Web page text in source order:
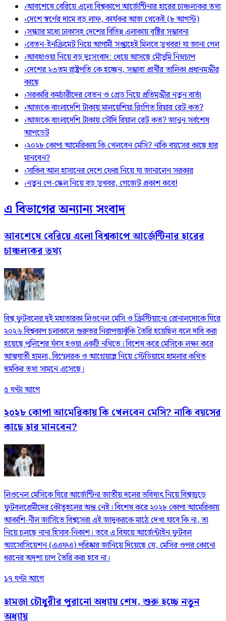
›আবশেষে বেরিয়ে এলো বিশ্বকাপে আর্জেন্টিনার হারের চাঞ্চল্যকর তথ্য
›দেশে স্বর্ণের দামে বড় লাফ, কার্যকর আজ থেকেই (৮ আগস্ট)
›সন্ধ্যার মধ্যে ঢাকাসহ দেশের বিভিন্ন এলাকায় বৃষ্টির সম্ভাবনা
›বেতন-ইনক্রিমেট নিয়ে আগামী সপ্তাহেই মিলবে সুখবর! যা জানা গেল
›আবহাওয়া নিয়ে বড় দুঃসংবাদ: ধেয়ে আসছে মৌসুমি নিম্নচাপ
›দেশের ২৩তম রাষ্ট্রপতি কে হচ্ছেন, সম্ভাব্য প্রার্থীর তালিকা প্রধানমন্ত্রীর
কাছে
›সরকারি কর্মচারীদের বেতন ও গ্রেড নিয়ে প্রতিমন্ত্রীর নতুন বার্তা
›আজকে বাংলাদেশি টাকায় মালয়েশিয়া রিংগিত রিয়ার রেট কত?
›আজকে বাংলাদেশি টাকায় সৌদি রিয়াল রেট কত? জানুন সর্বশেষ
আপডেট
›২০২৮ কোপা আমেরিকায় কি খেলবেন মেসি? নাকি বয়সের কাছে হার
মানবেন?
›সাকিব আল হাসানের দেশে ফেরা নিয়ে যা জানালেন সরকার
›নতুন পে-স্কেল নিয়ে বড় সুখবর, গেজেট প্রকাশ কবে!
এ বিভাগের অন্যান্য সংবাদ
আবশেষে বেরিয়ে এলো বিশ্বকাপে আর্জেন্টিনার হারের
চাঞ্চল্যকর তথ্য
বিশ্ব ফুটবলের দুই মহাতারকা লিওনেল মেসি ও ক্রিস্টিয়ানো রোনালদোকে ঘিরে
২০২৬ বিশ্বকাপ চলাকালে গুরুতর নিরাপত্তাঝুঁকি তৈরি হয়েছিল বলে দাবি করা
হয়েছে পুলিশের ফাঁস হওয়া একটি নথিতে। বিশেষ করে মেসিকে লক্ষ্য করে
আত্মঘাতী হামলা, বিস্ফোরক ও আগ্নেয়াস্ত্র নিয়ে স্টেডিয়ামে হামলার কথিত
হুমকির তথ্য সামনে এসেছে।
৫ ঘণ্টা আগে
২০২৮ কোপা আমেরিকায় কি খেলবেন মেসি? নাকি বয়সের
কাছে হার মানবেন?
লিওনেল মেসিকে ঘিরে আর্জেন্টিনা জাতীয় দলের ভবিষ্যৎ নিয়ে বিশ্বজুড়ে
ফুটবলপ্রেমীদের কৌতূহলের অন্ত নেই। বিশেষ করে ২০২৮ কোপা আমেরিকায়
আকাশি-নীল জার্সিতে বিশ্বসেরা এই জাদুকরকে মাঠে দেখা যাবে কি না, তা
নিয়ে চলছে নানা হিসাব-নিকাশ। তবে এ বিষয়ে আর্জেন্টাইন ফুটবল
অ্যাসোসিয়েশন (এএফএ) পরিষ্কার জানিয়ে দিয়েছে যে, মেসির ওপর কোনো
ধরনের অদৃশ্য চাপ তৈরি করা হবে না।
১৭ ঘণ্টা আগে
হামজা চৌধুরীর পুরানো অধ্যায় শেষ, শুরু হচ্ছে নতুন
অধ্যায়